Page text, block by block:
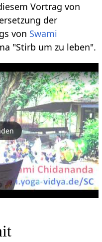
Vortrag von
der
von Swami
"Stirb um zu leben".